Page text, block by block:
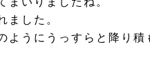
ました。
ようにうっすらと降り